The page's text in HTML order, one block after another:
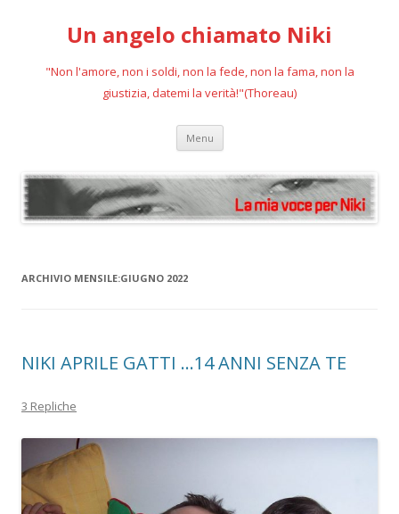
Un angelo chiamato Niki
"Non l'amore, non i soldi, non la fede, non la fama, non la
giustizia, datemi la verità!"(Thoreau)
Menu Vai
contenuto
ARCHIVIO MENSILE:GIUGNO 2022
NIKI APRILE GATTI …14 ANNI SENZA TE
3 Repliche